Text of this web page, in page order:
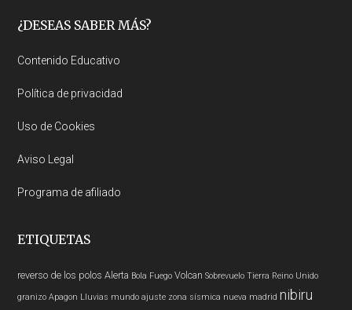
Footer
¿DESEAS SABER MÁS?
Contenido Educativo
Política de privacidad
Uso de Cookies
Aviso Legal
Programa de afiliado
ETIQUETAS
reverso de los polos Alerta Bola Fuego Volcan Sobrevuelo Tierra Reino Unido
granizo Apagon Lluvias mundo ajuste zona sísmica nueva madrid nibiru